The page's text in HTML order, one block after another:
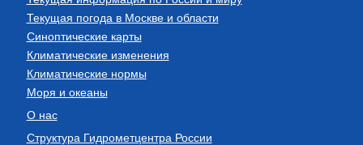
Текущая погода в Москве и области
Синоптические карты
Климатические изменения
Климатические нормы
Моря и океаны
О нас
Структура Гидрометцентра России